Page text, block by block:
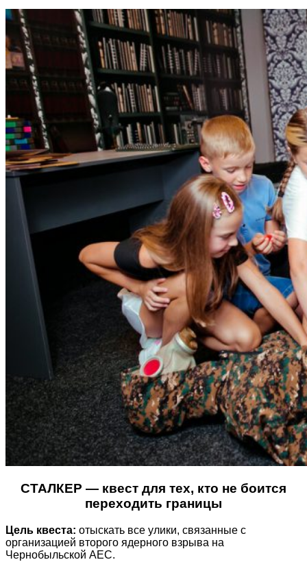
СТАЛКЕР — квест для тех, кто не боится
переходить границы
Цель квеста: отыскать все улики, связанные с
организацией второго ядерного взрыва на
Чернобыльской АЕС.